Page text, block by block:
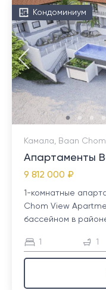
Кондоминиум
Камала, Baan
Апартаменты
9 812 000 ₽
1-комнатные
Chom View
бассейном в
1 1